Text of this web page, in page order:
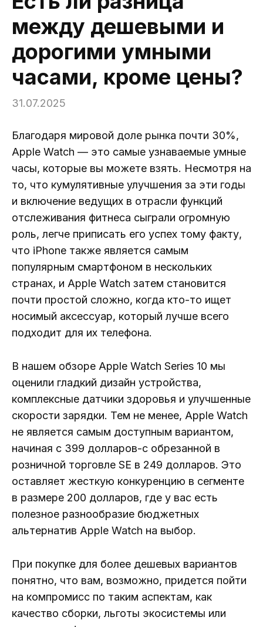
между дешевыми и
дорогими умными
часами, кроме цены?
31.07.2025
Благодаря мировой доле рынка почти 30%,
Apple Watch — это самые узнаваемые умные
часы, которые вы можете взять. Несмотря на
то, что кумулятивные улучшения за эти годы
и включение ведущих в отрасли функций
отслеживания фитнеса сыграли огромную
роль, легче приписать его успех тому факту,
что iPhone также является самым
популярным смартфоном в нескольких
странах, и Apple Watch затем становится
почти простой сложно, когда кто-то ищет
носимый аксессуар, который лучше всего
подходит для их телефона.
В нашем обзоре Apple Watch Series 10 мы
оценили гладкий дизайн устройства,
комплексные датчики здоровья и улучшенные
скорости зарядки. Тем не менее, Apple Watch
не является самым доступным вариантом,
начиная с 399 долларов-с обрезанной в
розничной торговле SE в 249 долларов. Это
оставляет жесткую конкуренцию в сегменте
в размере 200 долларов, где у вас есть
полезное разнообразие бюджетных
альтернатив Apple Watch на выбор.
При покупке для более дешевых вариантов
понятно, что вам, возможно, придется пойти
на компромисс по таким аспектам, как
качество сборки, льготы экосистемы или